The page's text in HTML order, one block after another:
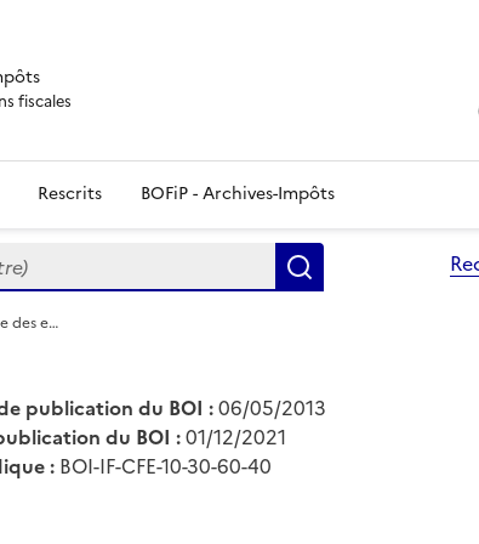
fiscales
Rescrits BOFiP - Archives-Impôts
des e…
publication du BOI :06/05/2013
du BOI :01/12/2021
: BOI-IF-CFE-10-30-60-40